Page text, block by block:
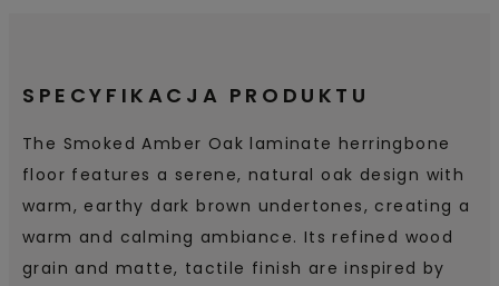
SPECYFIKACJA PRODUKTU
The Smoked Amber Oak laminate herringbone
floor features a serene, natural oak design with
warm, earthy dark brown undertones, creating a
warm and calming ambiance. Its refined wood
grain and matte, tactile finish are inspired by